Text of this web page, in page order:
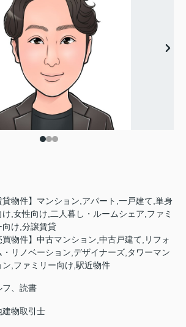
貸物件】マンション,アパート,一戸建て,単身
け,女性向け,二人暮し・ルームシェア,ファミ
向け,分譲賃貸
買物件】中古マンション,中古戸建て,リフォ
・リノベーション,デザイナーズ,タワーマン
ン,ファミリー向け,駅近物件
フ、読書
建物取引士